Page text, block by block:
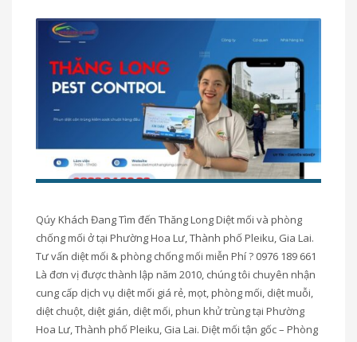
Qúy Khách Đang Tìm đến Thăng Long Diệt mối và phòng
chống mối ở tại Phường Hoa Lư, Thành phố Pleiku, Gia Lai.
Tư vấn diệt mối & phòng chống mối miễn Phí ? 0976 189 661
Là đơn vị được thành lập năm 2010, chúng tôi chuyên nhận
cung cấp dịch vụ diệt mối giá rẻ, mọt, phòng mối, diệt muỗi,
diệt chuột, diệt gián, diệt mối, phun khử trùng tại Phường
Hoa Lư, Thành phố Pleiku, Gia Lai. Diệt mối tận gốc – Phòng